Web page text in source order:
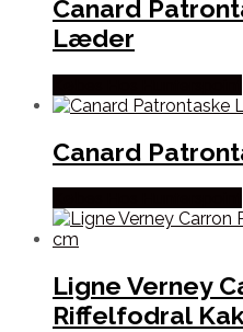
Canard
Læder
Canard
Ligne Verney
Riffelfodral